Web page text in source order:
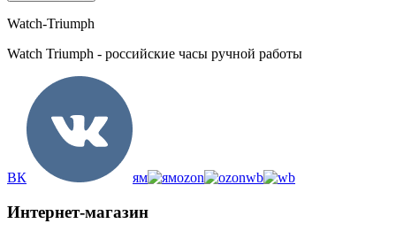
Watch-Triumph
Watch Triumph - российские часы ручной работы
ВК ям ozon wb
Интернет-магазин